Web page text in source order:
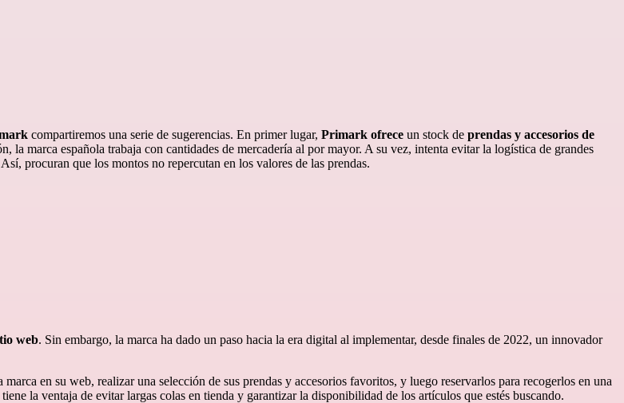
compartiremos una serie de sugerencias. En primer lugar, Primark ofrece un stock de prendas y accesorios de
la marca española trabaja con cantidades de mercadería al por mayor. A su vez, intenta evitar la logística de grandes
procuran que los montos no repercutan en los valores de las prendas.
web. Sin embargo, la marca ha dado un paso hacia la era digital al implementar, desde finales de 2022, un innovador
en su web, realizar una selección de sus prendas y accesorios favoritos, y luego reservarlos para recogerlos en una
la ventaja de evitar largas colas en tienda y garantizar la disponibilidad de los artículos que estés buscando.